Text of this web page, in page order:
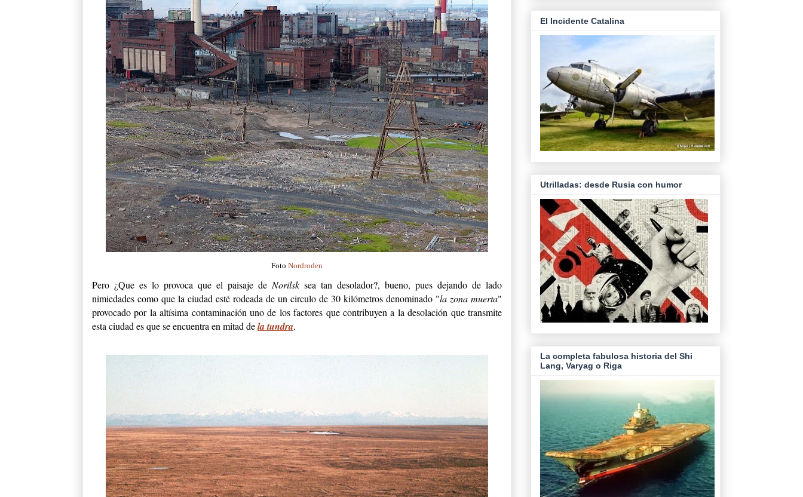
Foto Nordroden
Pero ¿Que es lo provoca que el paisaje de Norilsk sea tan desolador?, bueno, pues dejando de lado
nimiedades como que la ciudad esté rodeada de un circulo de 30 kilómetros denominado "la zona muerta"
provocado por la altísima contaminación uno de los factores que contribuyen a la desolación que transmite
esta ciudad es que se encuentra en mitad dela tundra.
El Incidente Catalina
Utrilladas: desde Rusia con humor
La completa fabulosa historia del Shi
Lang, Varyag o Riga